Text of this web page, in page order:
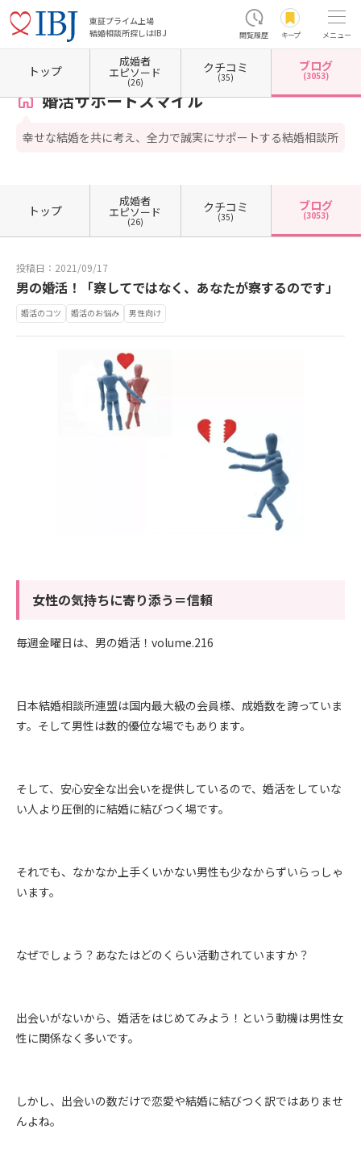
東証プライム上場
結婚相談所探しはIBJ
閲覧履歴 キープ メニュー
ホーム 奈良県の結婚相談所 婚活サポートスマイル カウンセラーブログ一覧 カウンセ
婚活サポートスマイル
幸せな結婚を共に考え、全力で誠実にサポートする結婚相談所
トップ
成婚者
エピソード
(26)
クチコミ
(35)
ブログ
(3053)
トップ
成婚者
エピソード
(26)
クチコミ
(35)
ブログ
(3053)
投稿日：2021/09/17
男の婚活！「察してではなく、あなたが察するのです」
婚活のコツ 婚活のお悩み 男性向け
女性の気持ちに寄り添う＝信頼
毎週金曜日は、男の婚活！volume.216
日本結婚相談所連盟は国内最大級の会員様、成婚数を誇っていま
す。そして男性は数的優位な場でもあります。
そして、安心安全な出会いを提供しているので、婚活をしていな
い人より圧倒的に結婚に結びつく場です。
それでも、なかなか上手くいかない男性も少なからずいらっしゃ
います。
なぜでしょう？あなたはどのくらい活動されていますか？
出会いがないから、婚活をはじめてみよう！という動機は男性女
性に関係なく多いです。
しかし、出会いの数だけで恋愛や結婚に結びつく訳ではありませ
んよね。